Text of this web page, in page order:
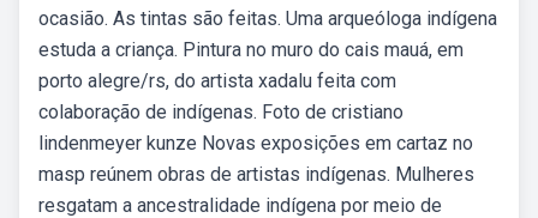
ocasião. As tintas são feitas. Uma arqueóloga indígena
estuda a criança. Pintura no muro do cais mauá, em
porto alegre/rs, do artista xadalu feita com
colaboração de indígenas. Foto de cristiano
lindenmeyer kunze Novas exposições em cartaz no
masp reúnem obras de artistas indígenas. Mulheres
resgatam a ancestralidade indígena por meio de